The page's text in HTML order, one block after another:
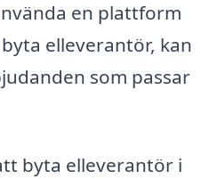
en plattform
elleverantör, kan
som passar
byta elleverantör i